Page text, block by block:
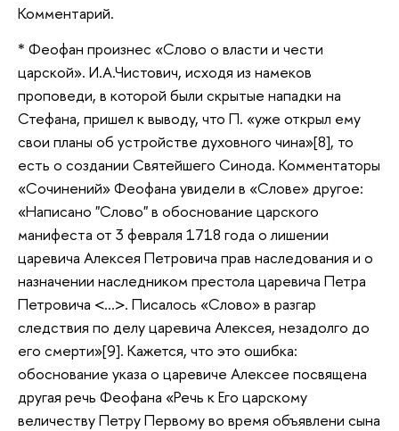
Комментарий.
* Феофан произнес «Слово о власти и чести
царской». И.А.Чистович, исходя из намеков
проповеди, в которой были скрытые нападки на
Стефана, пришел к выводу, что П. «уже открыл ему
свои планы об устройстве духовного чина»[8], то
есть о создании Святейшего Синода. Комментаторы
«Сочинений» Феофана увидели в «Слове» другое:
«Написано "Слово" в обоснование царского
манифеста от 3 февраля 1718 года о лишении
царевича Алексея Петровича прав наследования и о
назначении наследником престола царевича Петра
Петровича <…>. Писалось «Слово» в разгар
следствия по делу царевича Алексея, незадолго до
его смерти»[9]. Кажется, что это ошибка:
обоснование указа о царевиче Алексее посвящена
другая речь Феофана «Речь к Его царскому
величеству Петру Первому во время объявлени сына